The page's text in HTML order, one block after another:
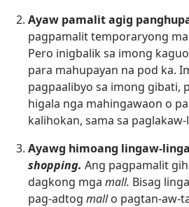
Ayaw pamalit agig
pagpamalit temporaryong
Pero inigbalik sa imong
para mahupayan na pod ka.
pagpaalibyo sa imong gibati,
higala nga mahingawaon o
kalihokan, sama sa paglakaw-
Ayawg himoang lingaw-
shopping. Ang pagpamalit
dagkong mga mall. Bisag
pag-adtog mallo pagtan-aw-